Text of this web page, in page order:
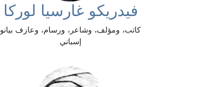
فيدريكو غارسيا لوركا
كاتب، ومؤلف، وشاعر، ورسام، وعازف بيانو
إسباني